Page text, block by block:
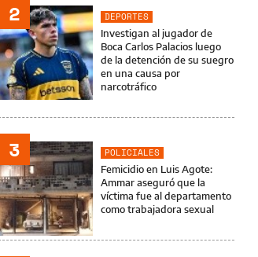
2
DEPORTES
Investigan al jugador de
Boca Carlos Palacios luego
de la detención de su suegro
en una causa por
narcotráfico
3
POLICIALES
Femicidio en Luis Agote:
Ammar aseguró que la
víctima fue al departamento
como trabajadora sexual